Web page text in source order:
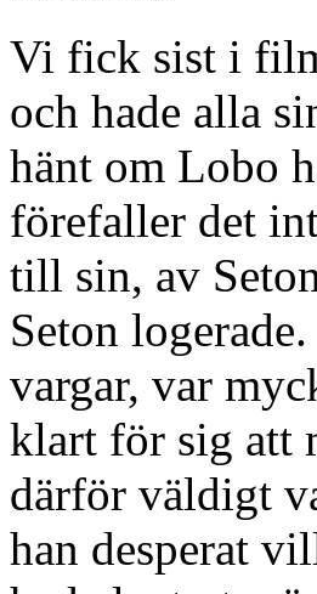
Vi fick sist i
och hade alla
hänt om Lobo
förefaller det
till sin, av
Seton
vargar, var
klart för sig att
därför väldigt
han desperat